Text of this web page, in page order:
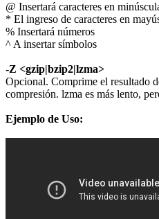
@ Insertará caracteres en
* El ingreso de caracteres en
% Insertará números
^ A insertar símbolos
-Z <gzip|bzip2|lzma>
Opcional. Comprime el resultado
compresión. lzma es más lento,
Ejemplo de Uso: